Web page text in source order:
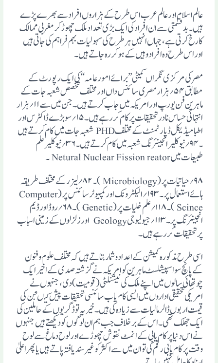
عالم اسلام اور عالم عرب اس طرح کے ہزاروں افراد سے بھر ے پڑے
ہیں ۔ بد قسمتی سے ان افراد کی ایک بڑی تعداد ملک چھوڑ کر مغربی ممالک
کا رخ کرتی ہے ، جہاں انہیں ہر طرح کی سہولیات بہم فراہم کی جاتی ہیں
اور اس طرح وہ افراد وہیں کے ہوکر رہ جاتے ہیں ۔
مصر کی مرکزی نگراں کمیٹی’’ برائے امور عامہ‘‘ کی ایک رپورٹ کے
مطابق ۵۴؍ ہزار مصری سائنس داں اور مختلف تخصص شعبہ جات کے
ماہر ین فن یورپ اور امریکہ میں جاب کرتے ہیں ۔ جن میں سے ۱۱؍ ہزار
انتہائی حساس نادر تحقیقات پر کام کررہے ہیں۔ ۱۵؍ سو بڑے ڈاکٹرس اور
اطبا میڈیکل ڈپارٹمنٹ کے مختلف PHD شعبہ جات میں کام کرتے ہیں
۔ ۹۴؍ نیو کلیر انجینئرنگ شعبہ میں کام کرتے ہیں ۔ ۳۶؍ نیو کلیر علم
طبیعات میں Netural Nuclear Fission reator ۔
۹۸؍ حیاتیات پر (Microbiology ) ۔۸۲؍ لیزر کے مختلف طریقہ
ہائے استعمال پر ۔ ۱۹۳؍ الیکٹرونک اور کمپیوٹر سائنس پر (Computer
Scince ) ۔۱۱۸؍ علم خلیات پر (Genetic ) ۔۶۸؍ روڈ اور ڈیم
انجینئرنگ پر۔ ۱۱۳؍ جیولیوجی Geology اور زلزلوں کے زمینی اسباب
پر تحقیقات کررہے ہیں ۔
اسی طرح مذکورہ کمیشن کے اعداد وشمار بتاتے ہیں کہ مختلف علوم وفنون
کے پانچ سو اسپیشلسٹ ماہرین کو امریکہ نے گزشتہ صدی کے اخیر ایک
چوتھائی سالوں میں اپنے ملک کی نیشنلٹی (قومیت) دی ، جنہوں نے
امریکی تحقیقی اداروں میں ایسی کام یاب سائنسی تحقیقات پیش کیںجن کی
قیمت اربوں ڈالر مالیات سے زیادہ کی ہیں ۔ خیر یہ تو ڈگریوں کے حاملین کی
ایک جھلک تھی ۔ اس کے برخلاف جب ہم ان لوگوں کو دیکھتے ہیں جنہوں
نے اس دنیا پر کام یابی کے انمٹ نقوش چھوڑے اور لوح دماغ سے لوح
وقت پر کام یابی رقم کی تو ان میں سے اکثر کو غیر سند یافتہ پاتے ہیں یا پھر اعلیٰ